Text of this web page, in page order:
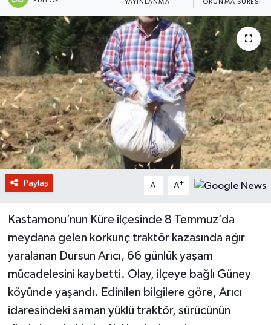
YAYINLANMA OKUNMA SÜRESI
Paylaş A- A+
Kastamonu’nun Küre ilçesinde 8 Temmuz’da
meydana gelen korkunç traktör kazasında ağır
yaralanan Dursun Arıcı, 66 günlük yaşam
mücadelesini kaybetti. Olay, ilçeye bağlı Güney
köyünde yaşandı. Edinilen bilgilere göre, Arıcı
idaresindeki saman yüklü traktör, sürücünün